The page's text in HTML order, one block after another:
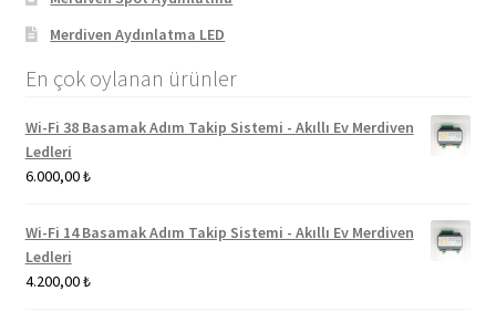
Merdiven Aydınlatma LED
En çok oylanan ürünler
Wi-Fi 38 Basamak Adım Takip Sistemi - Akıllı Ev Merdiven
Ledleri
6.000,00₺
Wi-Fi 14 Basamak Adım Takip Sistemi - Akıllı Ev Merdiven
Ledleri
4.200,00₺